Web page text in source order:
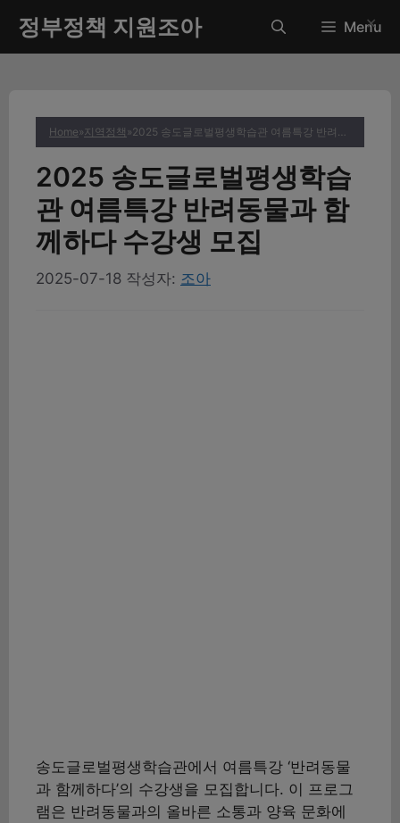
츠
정부정책 지원조아 Menu
Home»지역정책 » 2025 송도글로벌평생학습관 여름특강 반려동물과 함께하다 수강생 모집
2025 송도글로벌평생학습
관 여름특강 반려동물과 함
께하다 수강생 모집
2025-07-18 작성자: 조아
송도글로벌평생학습관에서 여름특강 ‘반려동물
과 함께하다’의 수강생을 모집합니다. 이 프로그
램은 반려동물과의 올바른 소통과 양육 문화에
✕